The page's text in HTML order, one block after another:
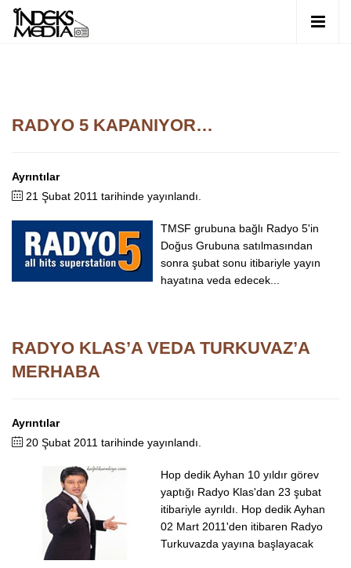
RADYO 5 KAPANIYOR…
Ayrıntılar
21 Şubat 2011 tarihinde yayınlandı.
TMSF grubuna bağlı Radyo 5'in
Doğus Grubuna satılmasından
sonra şubat sonu itibariyle yayın
hayatına veda edecek...
RADYO KLAS’A VEDA TURKUVAZ’A
MERHABA
Ayrıntılar
20 Şubat 2011 tarihinde yayınlandı.
Hop dedik Ayhan 10 yıldır görev
yaptığı Radyo Klas'dan 23 şubat
itibariyle ayrıldı. Hop dedik Ayhan
02 Mart 2011'den itibaren Radyo
Turkuvazda yayına başlayacak